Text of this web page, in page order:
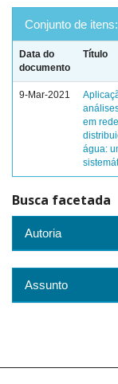
Conjunto de itens:
Data do
documento
Título
9-Mar-2021
em
água:
Busca facetada
Autoria
Assunto